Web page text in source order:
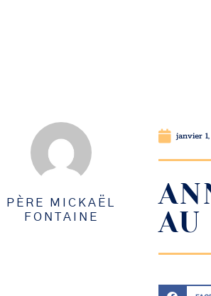
PÈRE MICKAËL
FONTAINE
janvier
AU